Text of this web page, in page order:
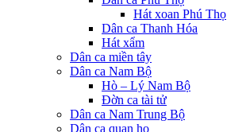
Hát xoan Phú Thọ
Dân ca Thanh Hóa
Hát xẩm
Dân ca miền tây
Dân ca Nam Bộ
Hò – Lý Nam Bộ
Đờn ca tài tử
Dân ca Nam Trung Bộ
Dân ca quan họ